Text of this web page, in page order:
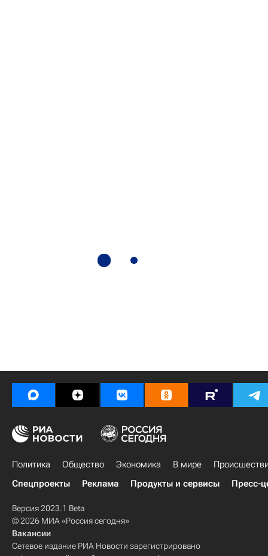
Политика Общество Экономика В мире
Спецпроекты
Реклама Продукты и сервисы Пресс-
Версия 2023.1 Beta
© 2026 МИА «Россия сегодня»
Вакансии
Сетевое издание РИА Новости зарегистрировано